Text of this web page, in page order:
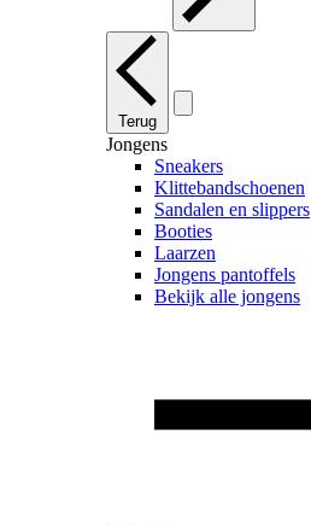
Terug
Jongens
Sneakers
Klittebandschoenen
Sandalen en slippers
Booties
Laarzen
Jongens pantoffels
Bekijk alle jongens